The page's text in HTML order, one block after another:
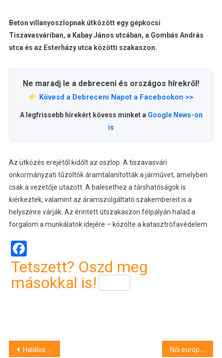
Beton villanyoszlopnak ütközött egy gépkocsi
Tiszavasváriban, a Kabay János utcában, a Gombás András
utca és az Esterházy utca közötti szakaszon.
Ne maradj le a debreceni és országos hírekről!
Kövesd a Debreceni Napot a Facebookon >>
A legfrissebb hírekért kövess minket a Google News-on
is
Az ütközés erejétől kidőlt az oszlop. A tiszavasvári
önkormányzati tűzoltók áramtalanították a járművet, amelyben
csak a vezetője utazott. A balesethez a társhatóságok is
kiérkeztek, valamint az áramszolgáltató szakembereit is a
helyszínre várják. Az érintett útszakaszon félpályán halad a
forgalom a munkálatok idejére – közölte a katasztrófavédelem.
Facebook
Tetszett? Oszd meg
másokkal is!
Bejegyzés
Halálos medvetámadás történt Erdélyben Női európai ifjúsági kézilabdaliga: döntőbe jutottak a debreceni lányok